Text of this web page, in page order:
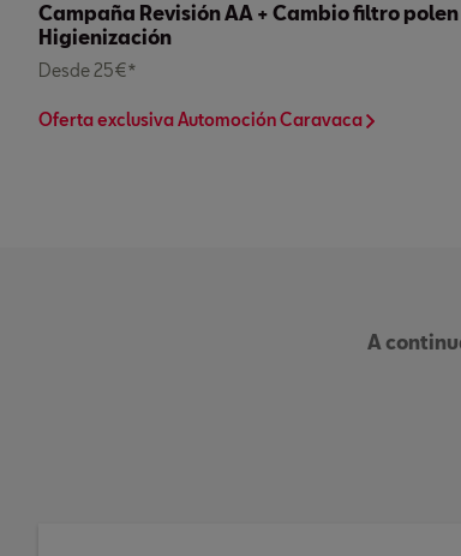
Campaña Revisión AA + Cambio filtro polen
Higienización
Desde 25€*
Oferta exclusiva Automoción Caravaca
A